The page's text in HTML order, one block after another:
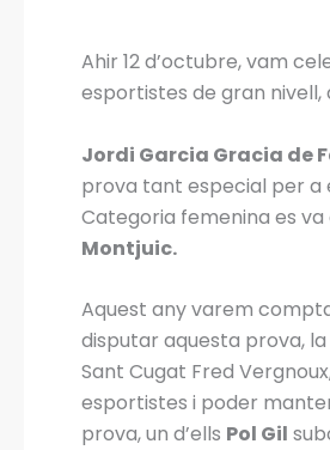
Ahir 12 d’octubre, vam
esportistes de gran
Jordi Garcia Gracia de
prova tant especial per a
Categoria femenina es
Montjuic.
Aquest any varem
disputar aquesta prova,
Sant Cugat Fred
esportistes i poder
prova, un d’ells Pol Gil